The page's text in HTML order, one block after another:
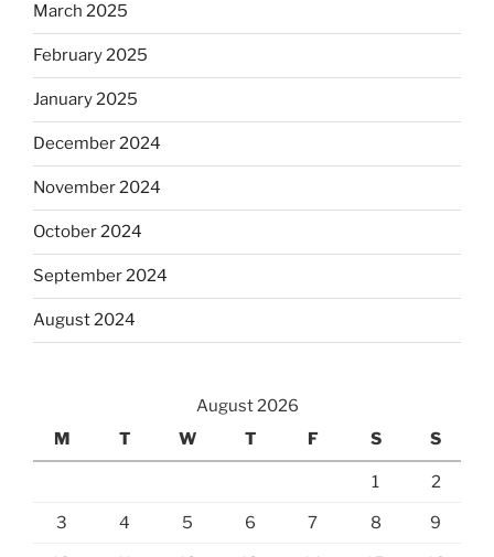
March 2025
February 2025
January 2025
December 2024
November 2024
October 2024
September 2024
August 2024
August 2026
M
T W T F S S
1 2
3 4 5 6 7 8 9